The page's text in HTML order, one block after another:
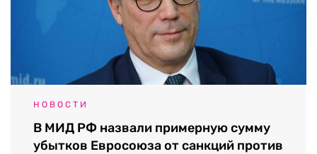
НОВОСТИ
В МИД РФ назвали примерную сумму
убытков Евросоюза от санкций против